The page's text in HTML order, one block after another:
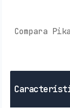
Compara